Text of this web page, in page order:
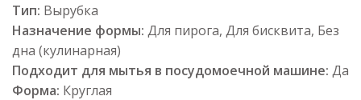
Тип: Вырубка
Назначение формы: Для пирога, Для бисквита, Без
дна (кулинарная)
Подходит для мытья в посудомоечной машине: Да
Форма: Круглая